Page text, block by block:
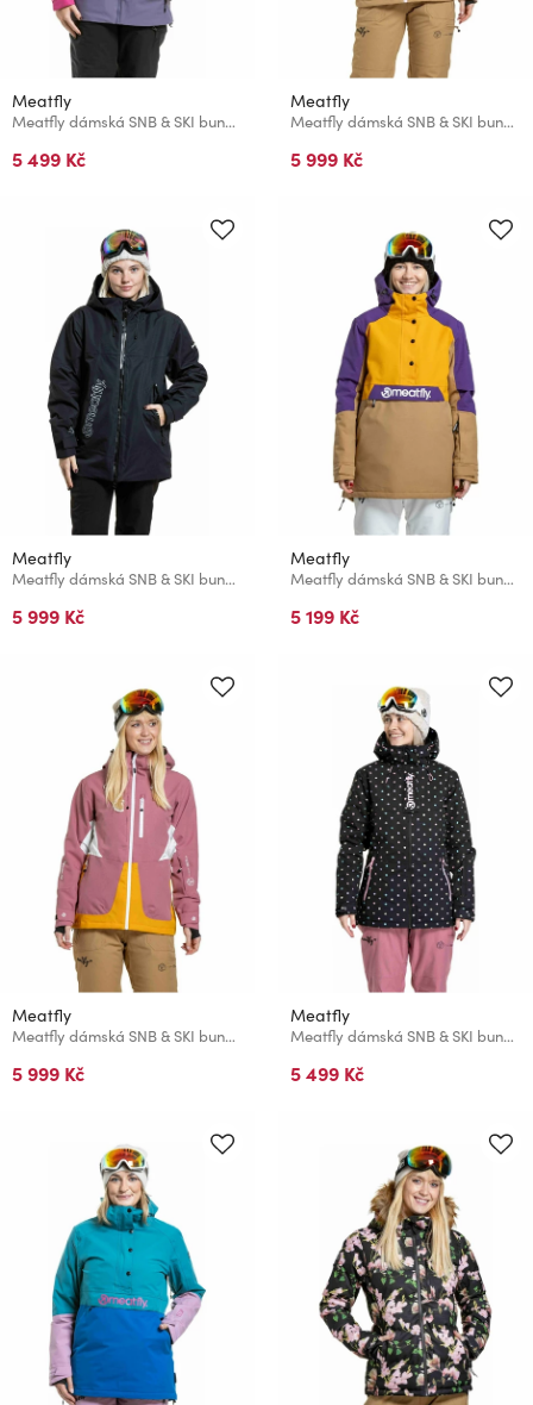
Meatfly
Meatfly dámská SNB & SKI bunda Kirsten Purple Light / Mango
5 499 Kč
Meatfly
Meatfly dámská SNB & SKI bunda Gaia Latte
5 999 Kč
Meatfly
Meatfly dámská SNB & SKI bunda Gaia Black
5 999 Kč
Meatfly
Meatfly dámská SNB & SKI bunda Aiko Sunflower / Tan
5 199 Kč
Meatfly
Meatfly dámská SNB & SKI bunda Gaia Dusty Rose / Sunflower
5 999 Kč
Meatfly
Meatfly dámská SNB & SKI bunda Kirsten Dusty Color Dots
5 499 Kč